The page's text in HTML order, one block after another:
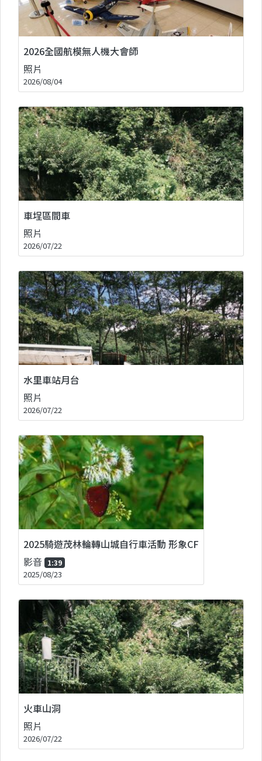
2026全國航模無人機大會師
照片
2026/08/04
車埕區間車
照片
2026/07/22
水里車站月台
照片
2026/07/22
2025騎遊茂林輪轉山城自行車活動 形象CF
影音 1:39
2025/08/23
火車山洞
照片
2026/07/22